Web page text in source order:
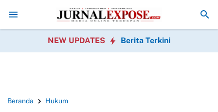
Dinsos Kabupaten Bogor Salurkan Dua Kursi Roda, Bantu
NEW UPDATES Berita Terkini
Beranda Hukum